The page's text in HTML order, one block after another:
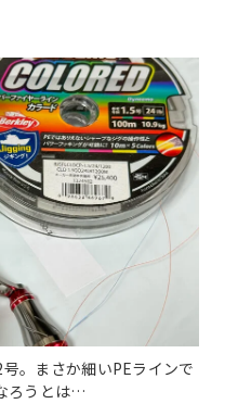
。まさか細いPEラインで
ろうとは…